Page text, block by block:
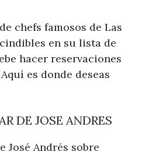
chefs famosos de Las
en su lista de
hacer reservaciones
es donde deseas
DE JOSE ANDRES
José Andrés sobre